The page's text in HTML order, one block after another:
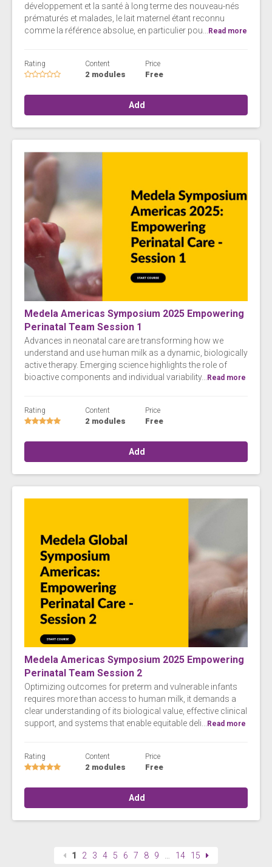
développement et la santé à long terme des nouveau-nés
prématurés et malades, le lait maternel étant reconnu
comme la référence absolue, en particulier pou... Read more
Rating Content
2 modules
Price
Free
Add
Medela Americas Symposium 2025 Empowering
Perinatal Team Session 1
Advances in neonatal care are transforming how we
understand and use human milk as a dynamic, biologically
active therapy. Emerging science highlights the role of
bioactive components and individual variability...
Read more
Rating Content
2 modules
Price
Free
Add
Medela Americas Symposium 2025 Empowering
Perinatal Team Session 2
Optimizing outcomes for preterm and vulnerable infants
requires more than access to human milk, it demands a
clear understanding of its biological value, effective clinical
support, and systems that enable equitable deli...
Read more
Rating Content
2 modules
Price
Free
Add
1 2 3 4 5 6 7 8 9 14 15